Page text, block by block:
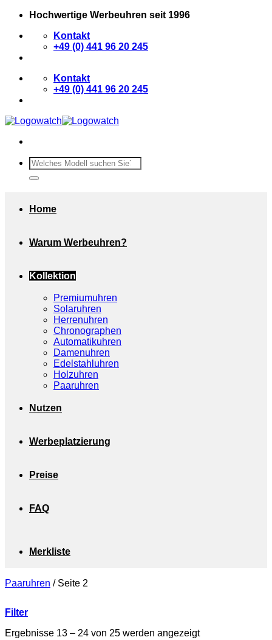
Zum
springen
Hochwertige Werbeuhren seit 1996
Kontakt
+49 (0) 441 96 20 245
Kontakt
+49 (0) 441 96 20 245
Suchen
nach:
Home
Warum Werbeuhren?
Kollektion
Premiumuhren
Solaruhren
Herrenuhren
Chronographen
Automatikuhren
Damenuhren
Edelstahluhren
Holzuhren
Paaruhren
Nutzen
Werbeplatzierung
Preise
FAQ
Merkliste
Paaruhren /Seite 2
Filter
Ergebnisse 13 – 24 von 25 werden angezeigt